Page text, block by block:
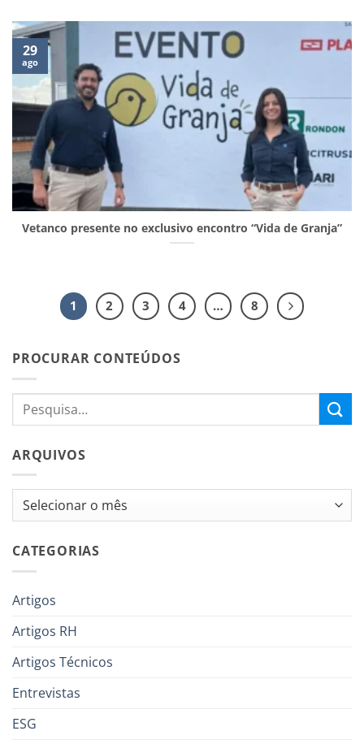
Vetanco presente no exclusivo encontro “Vida de Granja”
29
ago
1 2 3 4 … 8
PROCURAR CONTEÚDOS
ARQUIVOS
Arquivos
CATEGORIAS
Artigos
Artigos RH
Artigos Técnicos
Entrevistas
ESG